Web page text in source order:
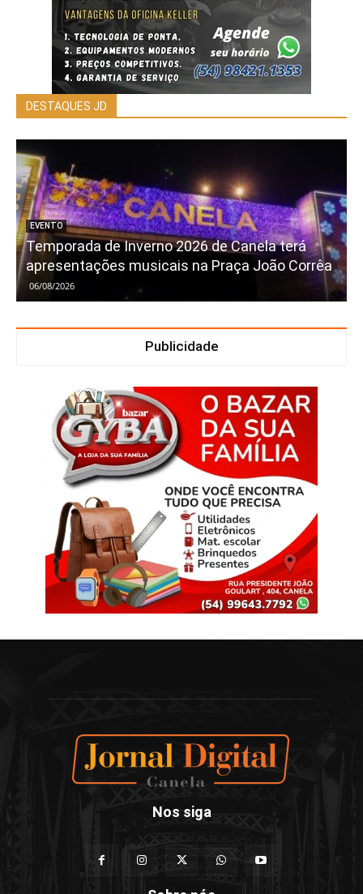
DESTAQUES JD
EVENTO
Temporada de Inverno 2026 de Canela terá
apresentações musicais na Praça João Corrêa
06/08/2026
Publicidade
Nos siga